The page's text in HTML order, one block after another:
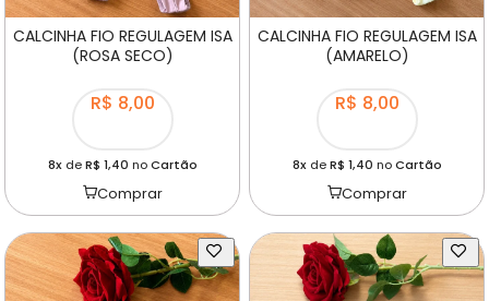
CALCINHA FIO REGULAGEM ISA
(ROSA SECO)
R$ 8,00
8x deR$ 1,40noCartão
CALCINHA FIO REGULAGEM ISA
(AMARELO)
R$ 8,00
8xdeR$ 1,40noCartão